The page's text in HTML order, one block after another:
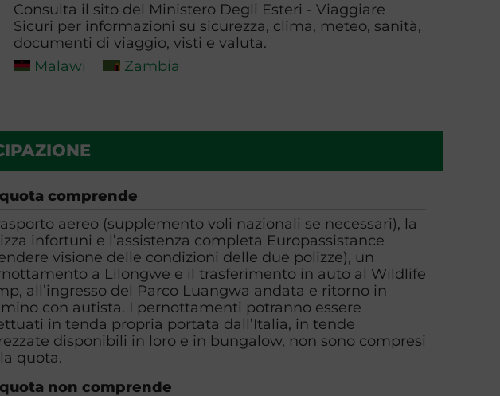
Consulta il sito del Ministero Degli Esteri - Viaggiare
Sicuri per informazioni su sicurezza, clima, meteo, sanità,
documenti di viaggio, visti e valuta.
Malawi
Zambia
comprende
aereo (supplemento voli nazionali se necessari), la
infortuni e l’assistenza completa Europassistance
visione delle condizioni delle due polizze), un
a Lilongwe e il trasferimento in auto al Wildlife
all’ingresso del Parco Luangwa andata e ritorno in
con autista. I pernottamenti potranno essere
in tenda propria portata dall’Italia, in tende
disponibili in loro e in bungalow, non sono compresi
quota.
non comprende